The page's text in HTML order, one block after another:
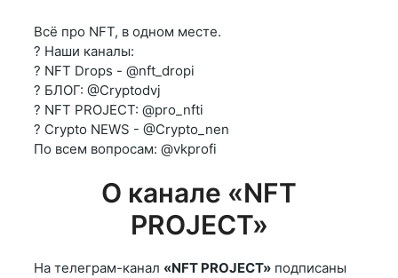
Всё про NFT, в одном месте.
? Наши каналы:
? NFT Drops - @nft_dropi
? БЛОГ: @Cryptodvj
? NFT PROJECT: @pro_nfti
? Crypto NEWS - @Crypto_nen
По всем вопросам: @vkprofi
О канале «NFT
PROJECT»
На телеграм-канал «NFT PROJECT» подписаны